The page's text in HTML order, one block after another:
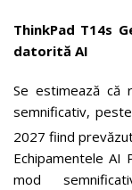
ThinkPad T14s
datorită AI
Se estimează că
semnificativ,
2027 fiind
Echipamentele AI
mod